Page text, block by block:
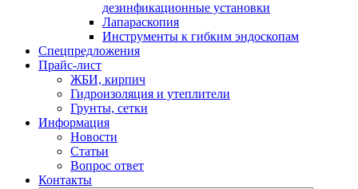
дезинфикационные установки
Лапараскопия
Инструменты к гибким эндоскопам
Спецпредложения
Прайс-лист
ЖБИ, кирпич
Гидроизоляция и утеплители
Грунты, сетки
Информация
Новости
Статьи
Вопрос ответ
Контакты